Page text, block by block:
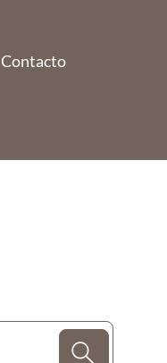
Contacto